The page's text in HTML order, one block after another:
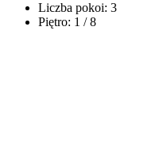
Liczba pokoi: 3
Piętro: 1 / 8